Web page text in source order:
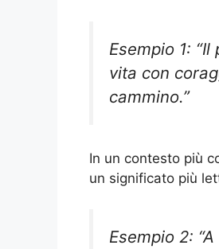
Esempio 1:
vita con
cammino.”
In un contesto più
un significato più
Esempio 2: